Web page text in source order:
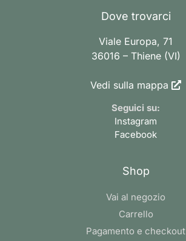
Dove trovarci
Viale Europa, 71
36016 – Thiene (VI)
Vedi sulla mappa
Seguici su:
Instagram
Facebook
Shop
Vai al negozio
Carrello
Pagamento e checkout